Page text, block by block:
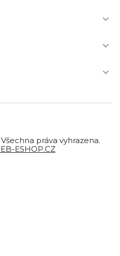



práva vyhrazena.
ESHOP.CZ